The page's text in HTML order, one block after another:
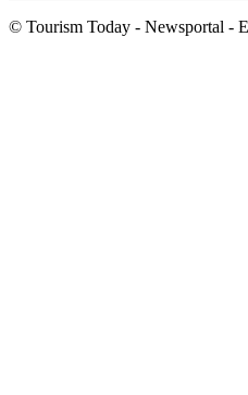
© Tourism Today - Newsportal -